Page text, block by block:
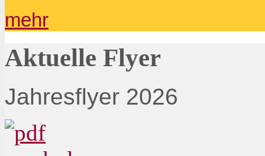
mehr
Aktuelle Flyer
Jahresflyer 2026